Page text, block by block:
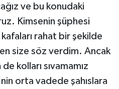
ve bu konudaki
Kimsenin şüphesi
rahat bir şekilde
size söz verdim. Ancak
kolları sıvamamız
orta vadede şahıslara